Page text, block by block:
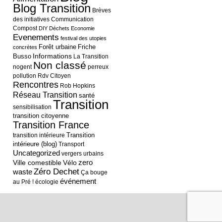
Blog Transition Brèves
des initiatives Communication
Compost DIY Déchets Economie
Evenements festival des utopies
concrètes Forêt urbaine Friche
Busso Informations La Transition
nogent Non classé perreux
pollution Rdv Citoyen
Rencontres Rob Hopkins
Réseau Transition santé
sensibilisation Transition
transition citoyenne
Transition France
transition intérieure Transition
intérieure (blog) Transport
Uncategorized vergers urbains
Ville comestibleVélozero
wasteZéro Dechet Ça bouge
au Pré ! écologie événement